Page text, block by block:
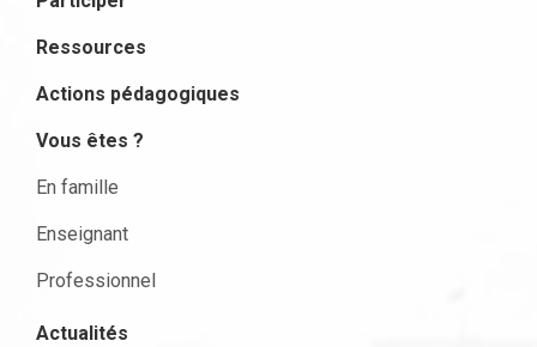
Ressources
Actions pédagogiques
Vous êtes ?
En famille
Enseignant
Professionnel
Actualités